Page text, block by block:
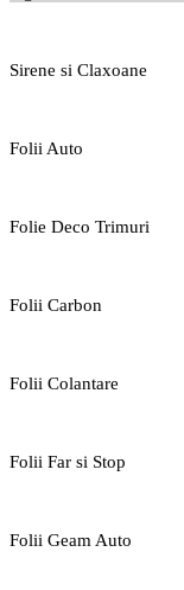
Sirene si Claxoane
Folii Auto
Folie Deco Trimuri
Folii Carbon
Folii Colantare
Folii Far si Stop
Folii Geam Auto